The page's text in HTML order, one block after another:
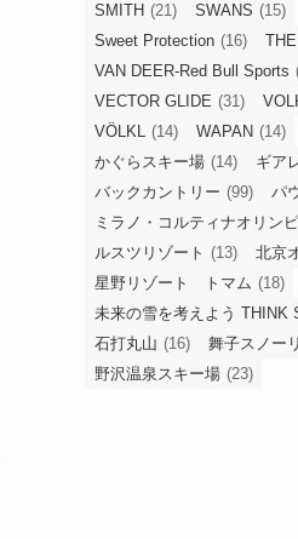
SMITH (21) SWANS (15)
Sweet Protection (16)
VAN DEER-Red Bull Sports
VECTOR GLIDE (31)
VÖLKL (14) WAPAN (14)
かぐらスキー場 (14) ギア
バックカントリー (99) パ
ミラノ・コルティナオリン
ルスツリゾート (13) 北京
星野リゾート トマム (18)
未来の雪を考えよう THINK
石打丸山 (16) 舞子スノー
野沢温泉スキー場 (23)